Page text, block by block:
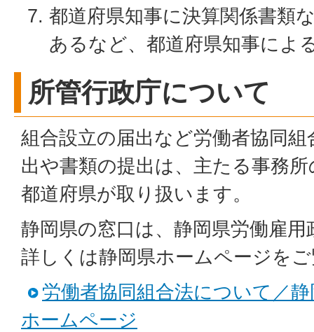
都道府県知事に決算関係書類
あるなど、都道府県知事によ
所管行政庁について
組合設立の届出など労働者協同
出や書類の提出は、主たる事務
都道府県が取り扱います。
静岡県の窓口は、静岡県労働雇
詳しくは静岡県ホームページを
労働者協同組合法について／
ホームページ